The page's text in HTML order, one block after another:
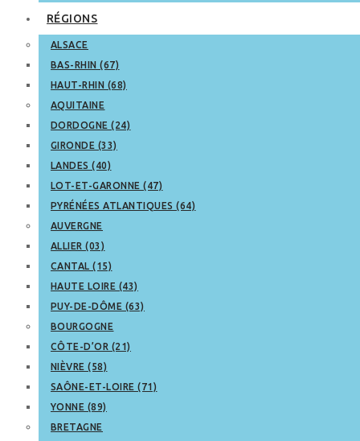
RÉGIONS
ALSACE
BAS-RHIN (67)
HAUT-RHIN (68)
AQUITAINE
DORDOGNE (24)
GIRONDE (33)
LANDES (40)
LOT-ET-GARONNE (47)
PYRÉNÉES ATLANTIQUES (64)
AUVERGNE
ALLIER (03)
CANTAL (15)
HAUTE LOIRE (43)
PUY-DE-DÔME (63)
BOURGOGNE
CÔTE-D’OR (21)
NIÈVRE (58)
SAÔNE-ET-LOIRE (71)
YONNE (89)
BRETAGNE